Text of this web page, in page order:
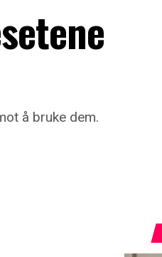
å bruke dem.